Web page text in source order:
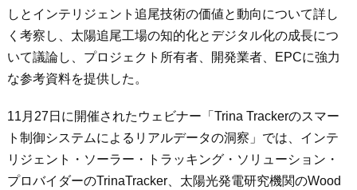
しとインテリジェント追尾技術の価値と動向について詳し
く考察し、太陽追尾工場の知的化とデジタル化の成長につ
いて議論し、プロジェクト所有者、開発業者、
EPCに強力
な参考資料を提供した。
11 月 27 日に開催されたウェビナー「 Trina Trackerのスマー
ト制御システムによるリアルデータの洞察」では、インテ
リジェント・ソーラー・トラッキング・ソリューション・
プロバイダーのTrinaTracker、太陽光発電研究機関のWood